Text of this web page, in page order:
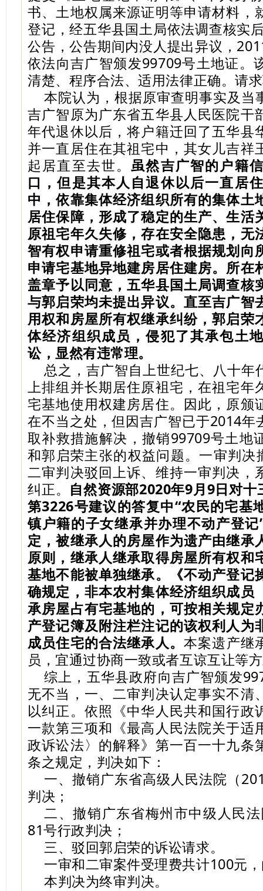
书、土地权属来源证明等申请材料，
登记，经五华县国土局依法调查核实
公告，公告期间内没人提出异议，
依法向吉广智颁发99709号土地证。
清楚、程序合法、适用法律正确。请
本院认为，根据原审查明事实及当
吉广智原为广东省五华县人民医院干
年代退休以后，将户籍迁回了五华县
并一直居住在其祖宅中，其女儿吉祥
起居直至去世。虽然吉广智的户籍
口，但是其本人自退休以后一直居
中，依靠集体经济组织所有的集体土
居住保障，形成了稳定的生产、生活
原祖宅年久失修，存在安全隐患，无
智有权申请重修祖宅或者根据规划向
申请宅基地异地建房居住建房。所在
盖章予以同意，五华县国土局调查核
与郭启荣均未提出异议。直至吉广智
用权和房屋所有权继承纠纷，郭启荣
体经济组织成员，侵犯了其承包土
讼，显然有违常理。
总之，吉广智自上世纪七、八十年
上排组并长期居住原袓宅，在祖宅年
宅基地使用权建房居住。因此，原颁
在不当之处，但因吉广智已于2014年
取补救措施解决，撤销99709号土地
和郭启荣主张的权益问题。一审判
二审判决驳回上诉、维持一审判决，
纠正。 自然资源部2020年9月9日对
第3226号建议的答复中“农民的宅基
镇户籍的子女继承并办理不动产登
定，被继承人的房屋作为遗产由继承
原则，继承人继承取得房屋所有权和
基地不能被单独继承。《不动产登记
确规定，非本农村集体经济组织成员
承房屋占有宅基地的，可按相关规定
产登记簿及附注栏注记的该权利人为
成员住宅的合法继承人。 本案遗产继
员，宜通过协商一致或者互谅互让等
综上，五华县政府向吉广智颁发
无不当，一、二审判决认定事实不清
以纠正。依照《中华人民共和国行政
一款第三项和《最高人民法院关于适
政诉讼法〉的解释》第一百一十九条
条之规定，判决如下：
一、撤销广东省高级人民法院（
判决；
二、撤销广东省梅州市中级人民
81号行政判决；
三、驳回郭启荣的诉讼请求。
一审和二审案件受理费共计100元
本判决为终审判决。